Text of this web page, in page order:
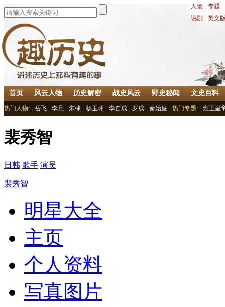
人物 专题
说剧
英文
首页 风云人物 历史解密 战史风云 野史秘闻 文史百科
热门人物: 岳飞 李旦 朱棣 杨玉环 李自成 罗成 秦始皇 热门专题: 雍正皇
裴秀智
日韩 歌手 演员
裴秀智
明星大全
主页
个人资料
写真图片